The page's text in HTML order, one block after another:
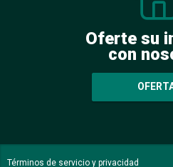
Oferte su
con
Términos de servicio y privacidad